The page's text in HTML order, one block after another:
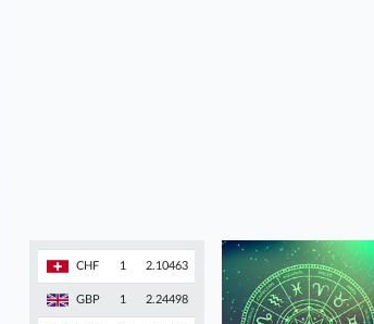
CHF 1 2.10463
GBP 1 2.24498